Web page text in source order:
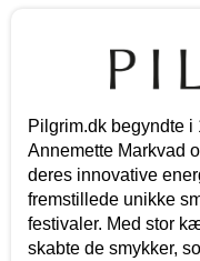
Pilgrim.dk begyndte i
Annemette Markvad
deres innovative
fremstillede unikke
festivaler. Med stor
skabte de smykker,